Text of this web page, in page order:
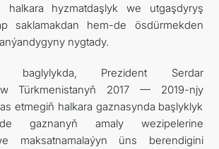
halkara hyzmatdaşlyk we utgaşdyryş
saklamakdan hem-de ösdürmekden
nygtady.
baglylykda, Prezident Serdar
Türkmenistanyň 2017 — 2019-njy
etmegiň halkara gaznasynda başlyklyk
gaznanyň amaly wezipelerine
maksatnamalaýyn üns berendigini